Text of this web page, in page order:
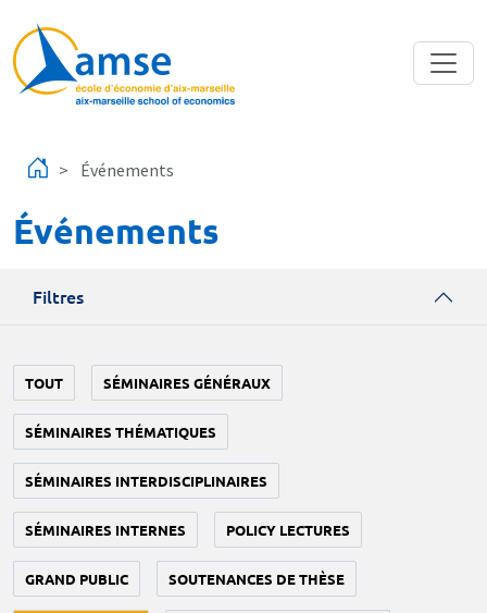
Événements
Événements
Filtres
TOUT SÉMINAIRES GÉNÉRAUX
SÉMINAIRES THÉMATIQUES
SÉMINAIRES INTERDISCIPLINAIRES
SÉMINAIRES INTERNES POLICY LECTURES
GRAND PUBLIC SOUTENANCES DE THÈSE